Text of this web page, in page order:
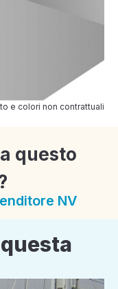
e colori non contrattuali
questo
NV